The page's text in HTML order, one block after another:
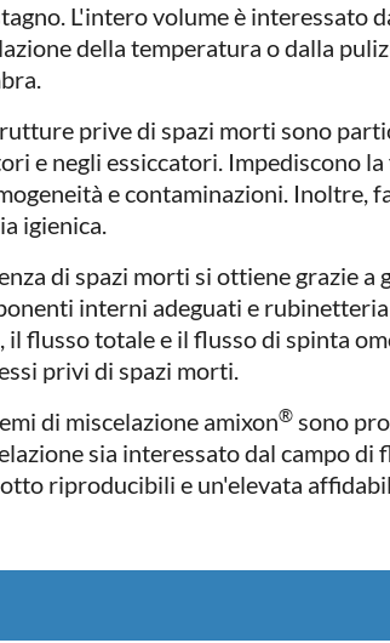
L'intero volume è interessato
della temperatura o dalla
prive di spazi morti sono
e negli essiccatori. Impediscono
e contaminazioni. Inoltre,
igienica.
di spazi morti si ottiene grazie
interni adeguati e
il flusso totale e il flusso di spinta
privi di spazi morti.
di miscelazione amixon® sono
sia interessato dal campo
riproducibili e un'elevata